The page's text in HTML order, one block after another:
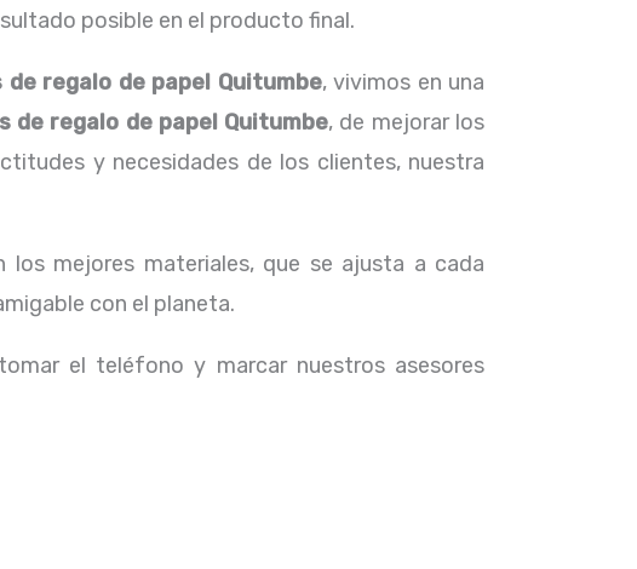
posible en el producto final.
de regalo de papel Quitumbe, vivimos en una
de regalo de papel Quitumbe, de mejorar los
y necesidades de los clientes, nuestra
mejores materiales, que se ajusta a cada
con el planeta.
el teléfono y marcar nuestros asesores